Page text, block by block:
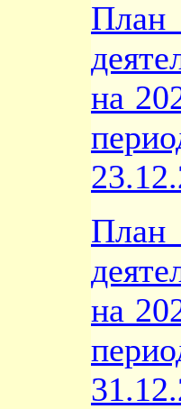
План
на
План
на